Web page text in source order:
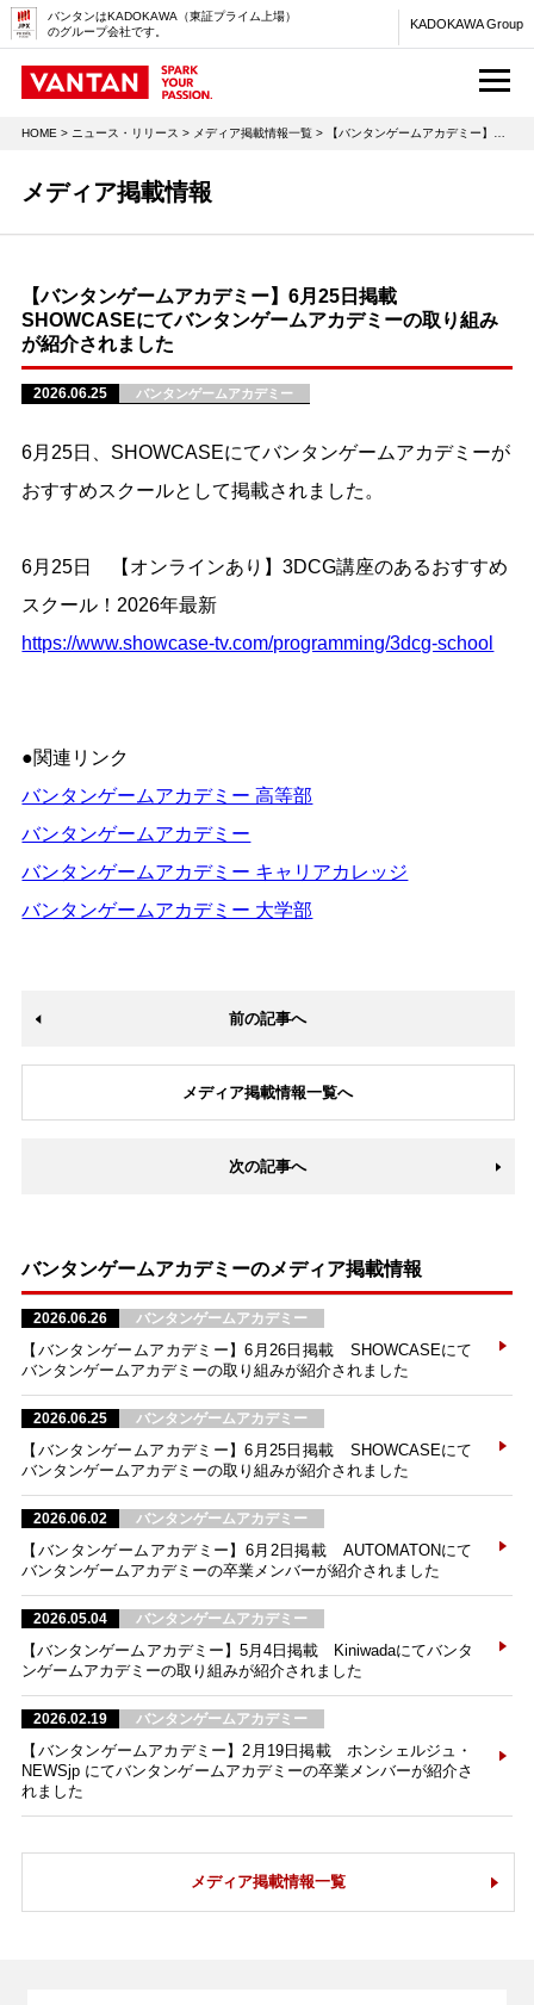
バンタンはKADOKAWA（東証プライム上場）
のグループ会社です。
KADOKAWA Group
HOME > ニュース・リリース > メディア掲載情報一覧 > 【バンタンゲームアカデミー】6月25日掲載 SHOWCASEにてバンタンゲームアカデミーの取り組みが紹介されました
メディア掲載情報
【バンタンゲームアカデミー】6月25日掲載
SHOWCASEにてバンタンゲームアカデミーの取り組み
が紹介されました
2026.06.25 バンタンゲームアカデミー
6月25日、SHOWCASEにてバンタンゲームアカデミーが
おすすめスクールとして掲載されました。
6月25日 【オンラインあり】3DCG講座のあるおすすめ
スクール！2026年最新
https://www.showcase-tv.com/programming/3dcg-school
●関連リンク
バンタンゲームアカデミー 高等部
バンタンゲームアカデミー
バンタンゲームアカデミー キャリアカレッジ
バンタンゲームアカデミー 大学部
前の記事へ
メディア掲載情報一覧へ
次の記事へ
バンタンゲームアカデミーのメディア掲載情報
2026.06.26 バンタンゲームアカデミー
【バンタンゲームアカデミー】6月26日掲載 SHOWCASEにて
バンタンゲームアカデミーの取り組みが紹介されました
2026.06.25 バンタンゲームアカデミー
【バンタンゲームアカデミー】6月25日掲載 SHOWCASEにて
バンタンゲームアカデミーの取り組みが紹介されました
2026.06.02 バンタンゲームアカデミー
【バンタンゲームアカデミー】6月2日掲載 AUTOMATONにて
バンタンゲームアカデミーの卒業メンバーが紹介されました
2026.05.04 バンタンゲームアカデミー
【バンタンゲームアカデミー】5月4日掲載 Kiniwadaにてバンタ
ンゲームアカデミーの取り組みが紹介されました
2026.02.19 バンタンゲームアカデミー
【バンタンゲームアカデミー】2月19日掲載 ホンシェルジュ・
NEWSjp にてバンタンゲームアカデミーの卒業メンバーが紹介さ
れました
メディア掲載情報一覧